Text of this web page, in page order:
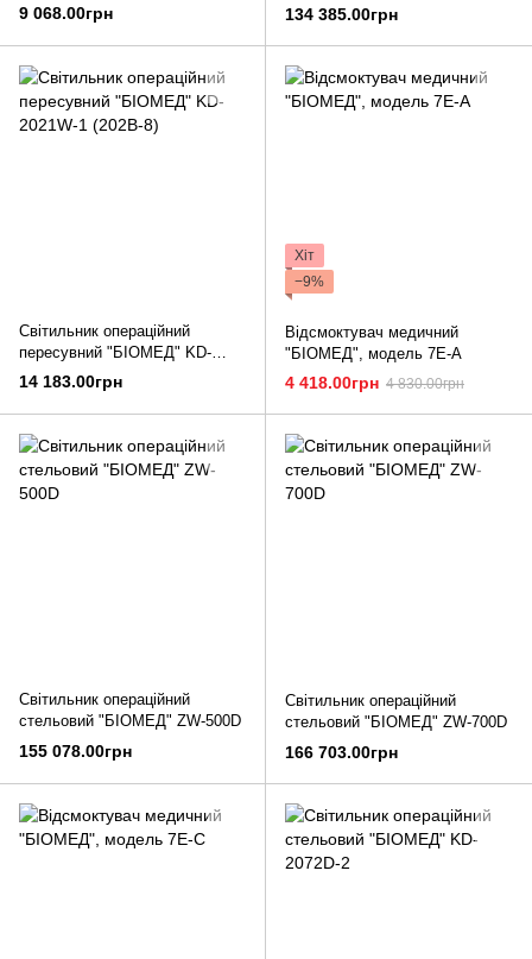
202B-3
9 068.00грн 2036D-2 (4500К)
134 385.00грн
Світильник операційний
пересувний "БІОМЕД" KD-
2021W-1 (202B-8)
14 183.00грн
Хіт
−9%
Відсмоктувач медичний
"БІОМЕД", модель 7Е-А
4 418.00грн 4 830.00грн
Світильник операційний
стельовий "БІОМЕД" ZW-500D
155 078.00грн
Світильник операційний
стельовий "БІОМЕД" ZW-700D
166 703.00грн